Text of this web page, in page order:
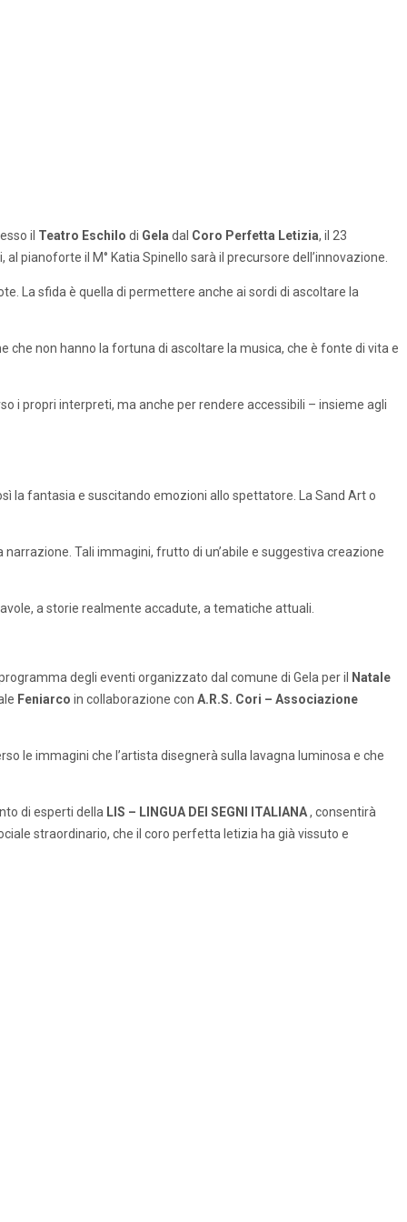
il Teatro Eschilo di Gela dal Coro Perfetta Letizia, il 23
pianoforte il M° Katia Spinello sarà il precursore dell’innovazione.
La sfida è quella di permettere anche ai sordi di ascoltare la
che non hanno la fortuna di ascoltare la musica, che è fonte di vita e
i propri interpreti, ma anche per rendere accessibili – insieme agli
la fantasia e suscitando emozioni allo spettatore. La Sand Art o
Tali immagini, frutto di un’abile e suggestiva creazione
a storie realmente accadute, a tematiche attuali.
degli eventi organizzato dal comune di Gela per il
Natale
Feniarco in collaborazione con A.R.S. Cori – Associazione
le immagini che l’artista disegnerà sulla lavagna luminosa e che
di esperti della LIS – LINGUA DEI SEGNI ITALIANA, consentirà
straordinario, che il coro perfetta letizia ha già vissuto e